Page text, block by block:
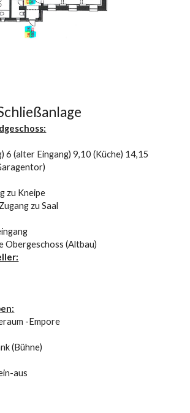
6 (alter Eingang) 9,10 (Küche) 14,15
zu Kneipe
zu Saal
Obergeschoss (Altbau)
-Empore
(Bühne)
aus